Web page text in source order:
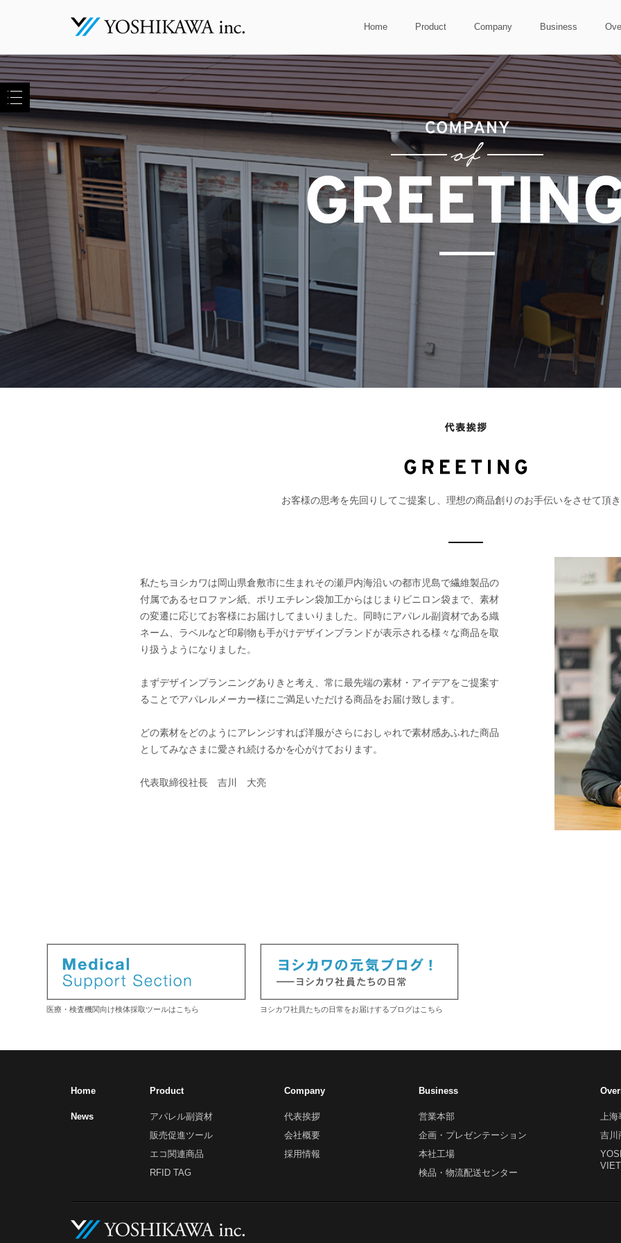
Home Product Company Business
お客様の思考を先回りしてご提案し、理想の商品創りのお手伝いをさせて頂
私たちヨシカワは岡山県倉敷市に生まれその瀬戸内海沿いの都市児島で繊維製品の
付属であるセロファン紙、ポリエチレン袋加工からはじまりビニロン袋まで、素材
の変遷に応じてお客様にお届けしてまいりました。同時にアパレル副資材である織
ネーム、ラベルなど印刷物も手がけデザインブランドが表示される様々な商品を取
り扱うようになりました。
まずデザインプランニングありきと考え、常に最先端の素材・アイデアをご提案す
ることでアパレルメーカー様にご満足いただける商品をお届け致します。
どの素材をどのようにアレンジすれば洋服がさらにおしゃれで素材感あふれた商品
としてみなさまに愛され続けるかを心がけております。
代表取締役社長 吉川 大亮
医療・検査機関向け検体採取ツールはこちら ヨシカワ社員たちの日常をお届けするブログはこちら
Home
News
Product
アパレル副資材
販売促進ツール
エコ関連商品
RFID TAG
Company
代表挨拶
会社概要
採用情報
Business
営業本部
企画・プレゼンテーション
本社工場
検品・物流配送センター
上海
吉川